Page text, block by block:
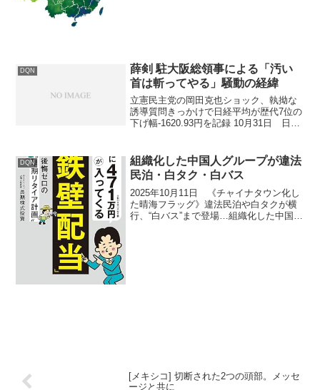
DQN
薛剣 駐大阪総領事による「汚い
首は斬ってやる」騒動の経緯
立憲民主党の岡田克也ショック、執拗な
誘導質問きっかけで日経平均が歴代7位の
下げ幅-1620.93円を記録 10月31日 日中
義 (リン・シンギ) 氏と会談 1...
DQN
組織化した中国人グループが違法
民泊・白タク・白バス
2025年10月11日 《チャイナタウン化し
た晴海フラッグ》違法民泊や白タクが横
行、“白バス”まで登場…組織化した中国人
[メキシコ] 切断された2つの頭部。メッセ
ージと共に